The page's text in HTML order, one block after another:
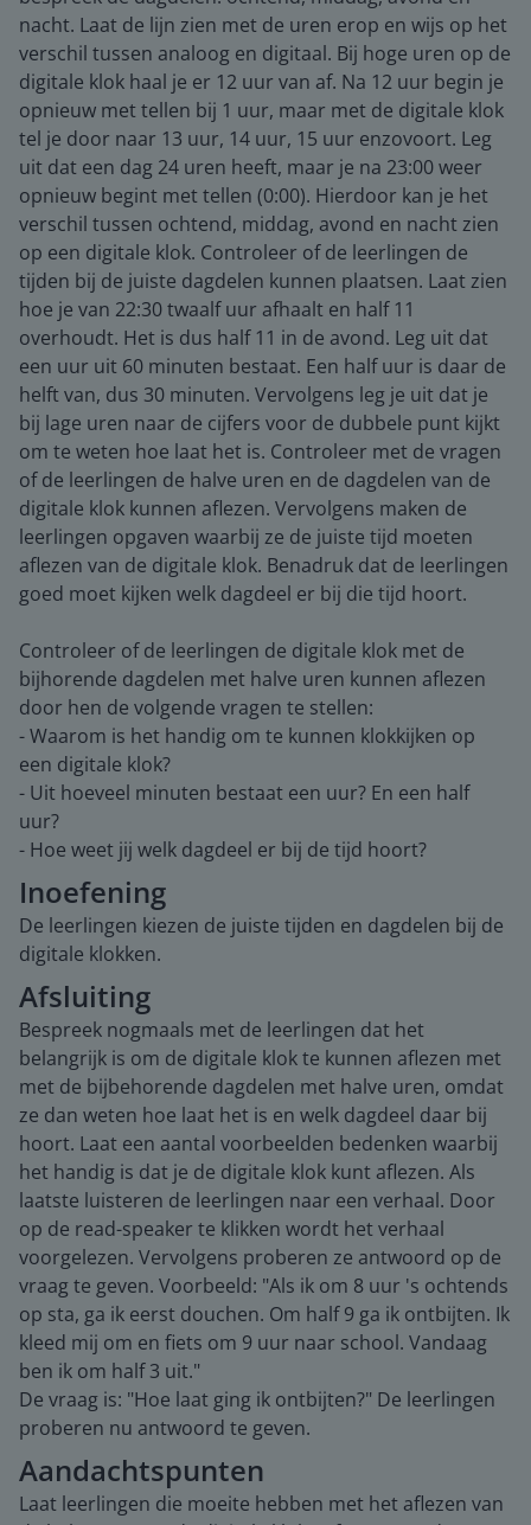
nacht. Laat de lijn zien met de uren erop en wijs op het
verschil tussen analoog en digitaal. Bij hoge uren op de
digitale klok haal je er 12 uur van af. Na 12 uur begin je
opnieuw met tellen bij 1 uur, maar met de digitale klok
tel je door naar 13 uur, 14 uur, 15 uur enzovoort. Leg
uit dat een dag 24 uren heeft, maar je na 23:00 weer
opnieuw begint met tellen (0:00). Hierdoor kan je het
verschil tussen ochtend, middag, avond en nacht zien
op een digitale klok. Controleer of de leerlingen de
tijden bij de juiste dagdelen kunnen plaatsen. Laat zien
hoe je van 22:30 twaalf uur afhaalt en half 11
overhoudt. Het is dus half 11 in de avond. Leg uit dat
een uur uit 60 minuten bestaat. Een half uur is daar de
helft van, dus 30 minuten. Vervolgens leg je uit dat je
bij lage uren naar de cijfers voor de dubbele punt kijkt
om te weten hoe laat het is. Controleer met de vragen
of de leerlingen de halve uren en de dagdelen van de
digitale klok kunnen aflezen. Vervolgens maken de
leerlingen opgaven waarbij ze de juiste tijd moeten
aflezen van de digitale klok. Benadruk dat de leerlingen
goed moet kijken welk dagdeel er bij die tijd hoort.
Controleer of de leerlingen de digitale klok met de
bijhorende dagdelen met halve uren kunnen aflezen
door hen de volgende vragen te stellen:
- Waarom is het handig om te kunnen klokkijken op
een digitale klok?
- Uit hoeveel minuten bestaat een uur? En een half
uur?
- Hoe weet jij welk dagdeel er bij de tijd hoort?
Inoefening
De leerlingen kiezen de juiste tijden en dagdelen bij de
digitale klokken.
Afsluiting
Bespreek nogmaals met de leerlingen dat het
belangrijk is om de digitale klok te kunnen aflezen met
met de bijbehorende dagdelen met halve uren, omdat
ze dan weten hoe laat het is en welk dagdeel daar bij
hoort. Laat een aantal voorbeelden bedenken waarbij
het handig is dat je de digitale klok kunt aflezen. Als
laatste luisteren de leerlingen naar een verhaal. Door
op de read-speaker te klikken wordt het verhaal
voorgelezen. Vervolgens proberen ze antwoord op de
vraag te geven. Voorbeeld: "Als ik om 8 uur 's ochtends
op sta, ga ik eerst douchen. Om half 9 ga ik ontbijten. Ik
kleed mij om en fiets om 9 uur naar school. Vandaag
ben ik om half 3 uit."
De vraag is: "Hoe laat ging ik ontbijten?" De leerlingen
proberen nu antwoord te geven.
Aandachtspunten
Laat leerlingen die moeite hebben met het aflezen van